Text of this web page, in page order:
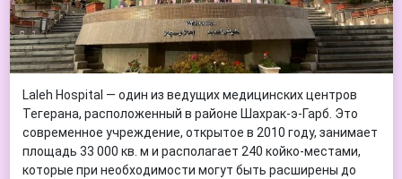
Laleh Hospital — один из ведущих медицинских центров
Тегерана, расположенный в районе Шахрак-э-Гарб. Это
современное учреждение, открытое в 2010 году, занимает
площадь 33 000 кв. м и располагает 240 койко-местами,
которые при необходимости могут быть расширены до